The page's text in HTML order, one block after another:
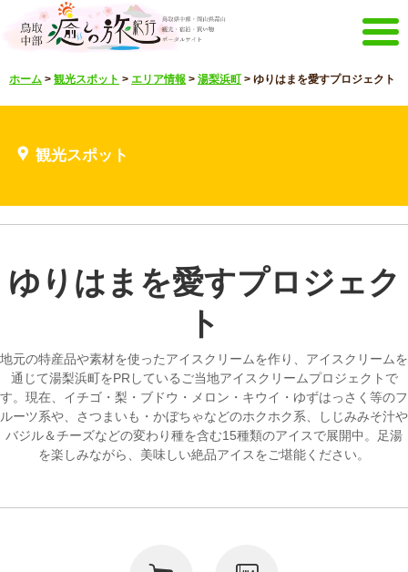
ホーム イベントキャンペーン
見どころ映像
メルマガ&パンフレット
鳥取中部観光推進機構 お問い合わせ
サイトマップ 当サイトについて
リンク 著作権表記
ホーム > 観光スポット > エリア情報 > 湯梨浜町 > ゆりはまを愛すプロジェクト
観光スポット
ゆりはまを愛すプロジェク
ト
地元の特産品や素材を使ったアイスクリームを作り、アイスクリームを
通じて湯梨浜町をPRしているご当地アイスクリームプロジェクトで
す。現在、イチゴ・梨・ブドウ・メロン・キウイ・ゆずはっさく等のフ
ルーツ系や、さつまいも・かぼちゃなどのホクホク系、しじみみそ汁や
バジル＆チーズなどの変わり種を含む15種類のアイスで展開中。足湯
を楽しみながら、美味しい絶品アイスをご堪能ください。